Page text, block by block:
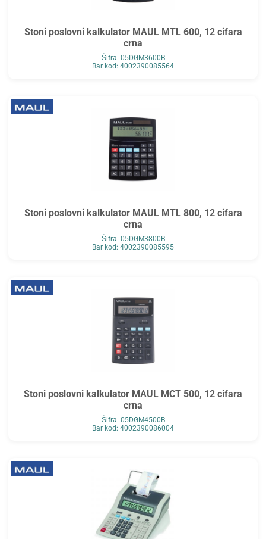
Stoni poslovni kalkulator MAUL MTL 600, 12 cifara
crna
Šifra: 05DGM3600B
Bar kod: 4002390085564
Stoni poslovni kalkulator MAUL MTL 800, 12 cifara
crna
Šifra: 05DGM3800B
Bar kod: 4002390085595
Stoni poslovni kalkulator MAUL MCT 500, 12 cifara
crna
Šifra: 05DGM4500B
Bar kod: 4002390086004